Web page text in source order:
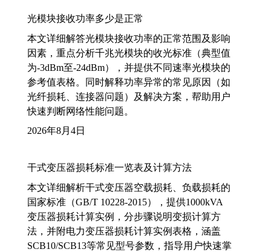
光模块接收功率多少是正常
本文详细解答光模块接收功率的正常范围及影响
因素，重点分析千兆光模块的收光标准（典型值
为-3dBm至-24dBm），并提供不同速率光模块的
参考值表格。同时解释功率异常的常见原因（如
光纤损耗、连接器问题）及解决方案，帮助用户
快速判断网络性能问题。
2026年8月4日
干式变压器损耗标准一览表及计算方法
本文详细解析干式变压器空载损耗、负载损耗的
国家标准（GB/T 10228-2015），提供1000kVA
变压器损耗计算实例，分步骤说明变损计算方
法，并附电力变压器损耗计算实例表格，涵盖
SCB10/SCB13等常见型号参数，指导用户快速掌